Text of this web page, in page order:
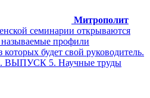
Митрополит
семинарии открываются
профили
будет свой руководитель.
5. Научные труды